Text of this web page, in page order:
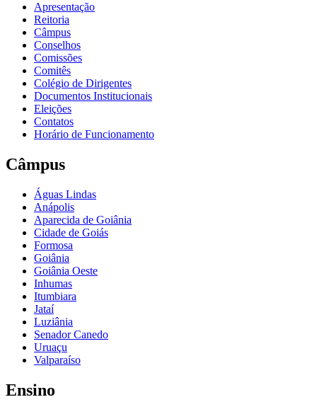
Apresentação
Reitoria
Câmpus
Conselhos
Comissões
Comitês
Colégio de Dirigentes
Documentos Institucionais
Eleições
Contatos
Horário de Funcionamento
Câmpus
Águas Lindas
Anápolis
Aparecida de Goiânia
Cidade de Goiás
Formosa
Goiânia
Goiânia Oeste
Inhumas
Itumbiara
Jataí
Luziânia
Senador Canedo
Uruaçu
Valparaíso
Ensino